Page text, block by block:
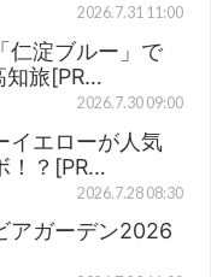
2026.7.31 11:00
仁淀ブルー」で
知旅[PR…
2026.7.30 09:00
イエローが人気
！？[PR…
2026.7.28 08:30
アガーデン2026